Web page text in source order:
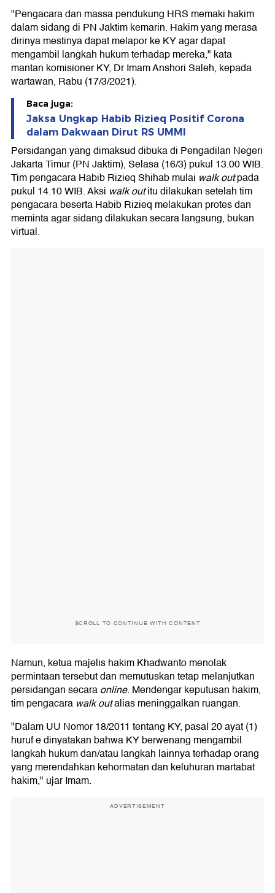
"Pengacara dan massa pendukung HRS memaki hakim
dalam sidang di PN Jaktim kemarin. Hakim yang merasa
dirinya mestinya dapat melapor ke KY agar dapat
mengambil langkah hukum terhadap mereka," kata
mantan komisioner KY, Dr Imam Anshori Saleh, kepada
wartawan, Rabu (17/3/2021).
Baca juga:
Jaksa Ungkap Habib Rizieq Positif Corona
dalam Dakwaan Dirut RS UMMI
Persidangan yang dimaksud dibuka di Pengadilan Negeri
Jakarta Timur (PN Jaktim), Selasa (16/3) pukul 13.00 WIB.
Tim pengacara Habib Rizieq Shihab mulai walk outpada
pukul 14.10 WIB. Aksi walk outitu dilakukan setelah tim
pengacara beserta Habib Rizieq melakukan protes dan
meminta agar sidang dilakukan secara langsung, bukan
virtual.
SCROLL TO CONTINUE WITH CONTENT
Namun, ketua majelis hakim Khadwanto menolak
permintaan tersebut dan memutuskan tetap melanjutkan
persidangan secaraonline. Mendengar keputusan hakim,
tim pengacara walk outalias meninggalkan ruangan.
"Dalam UU Nomor 18/2011 tentang KY, pasal 20 ayat (1)
huruf e dinyatakan bahwa KY berwenang mengambil
langkah hukum dan/atau langkah lainnya terhadap orang
yang merendahkan kehormatan dan keluhuran martabat
hakim," ujar Imam.
ADVERTISEMENT